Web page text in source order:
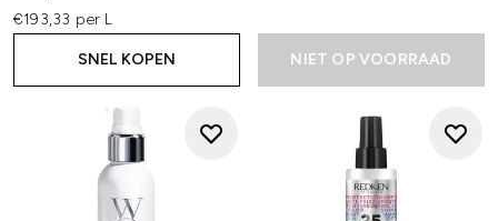
€193,33 per L
SNEL KOPEN NIET OP VOORRAAD